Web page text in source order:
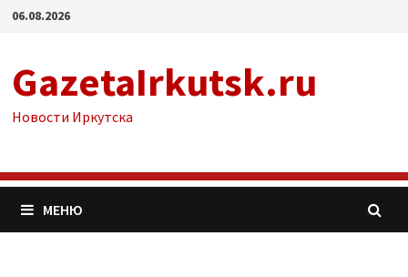
Перейти
06.08.2026
GazetaIrkutsk.ru
Новости Иркутска
МЕНЮ